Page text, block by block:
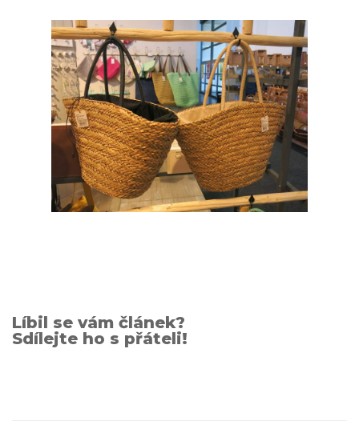
Líbil se vám článek?
Sdílejte ho s přáteli!